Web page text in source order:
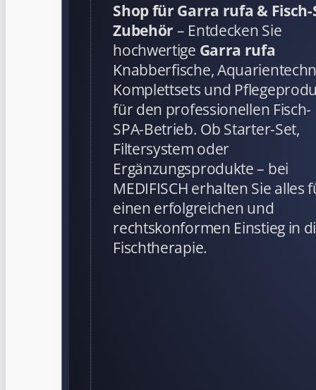
Shop für Garra rufa & Fisch-
Zubehör – Entdecken Sie
hochwertige Garra rufa
Knabberfische,
Komplettsets und
für den professionellen Fisch-
SPA-Betrieb. Ob Starter-Set,
Filtersystem oder
Ergänzungsprodukte – bei
MEDIFISCH erhalten Sie alles
einen erfolgreichen und
rechtskonformen Einstieg in
Fischtherapie.